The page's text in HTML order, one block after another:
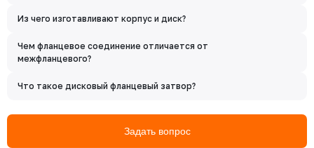
Из чего изготавливают корпус и диск?
Чем фланцевое соединение отличается от
межфланцевого?
Что такое дисковый фланцевый затвор?
Задать вопрос